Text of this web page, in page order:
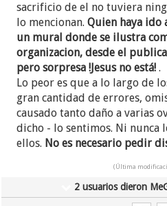
sacrificio de el no tuviera
lo mencionan.Quien haya ido
un mural donde se ilustra
organizacion, desde el
pero sorpresa !Jesus no está!.
Lo peor es que a lo largo de
gran cantidad de errores,
causado tanto daño a varias
dicho - lo sentimos. Ni nunca
ellos. No es necesario pedir
(Última
2 usuarios dieron